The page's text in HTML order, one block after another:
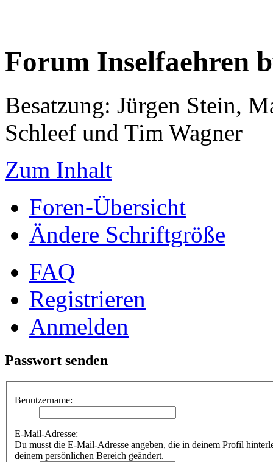
Forum Inselfaehren
Besatzung: Jürgen Stein,
Schleef und Tim Wagner
Zum Inhalt
Foren-Übersicht
Ändere Schriftgröße
FAQ
Registrieren
Anmelden
Passwort senden
Benutzername:
E-Mail-Adresse:
Du musst die E-Mail-Adresse angeben, die in deinem Profil
deinem persönlichen Bereich geändert.